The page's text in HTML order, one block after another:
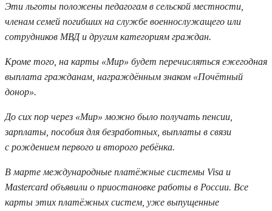
Эти льготы положены педагогам в сельской местности,
членам семей погибших на службе военнослужащего или
сотрудников МВД и другим категориям граждан.
Кроме того, на карты «Мир» будет перечисляться ежегодная
выплата гражданам, награждённым знаком «Почётный
донор».
До сих пор через «Мир» можно было получать пенсии,
зарплаты, пособия для безработных, выплаты в связи
с рождением первого и второго ребёнка.
В марте международные платёжные системы Visa и
Mastercard объявили о приостановке работы в России. Все
карты этих платёжных систем, уже выпущенные